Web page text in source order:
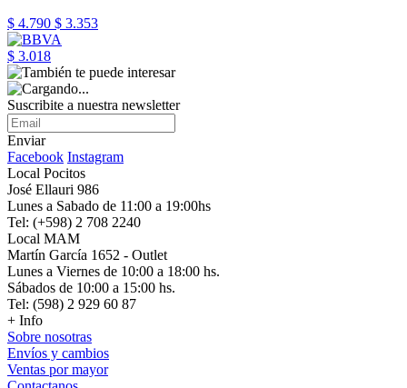
$ 4.790 $ 3.353
$ 3.018
Suscribite a nuestra newsletter
Enviar
Facebook Instagram
Local Pocitos
José Ellauri 986
Lunes a Sabado de 11:00 a 19:00hs
Tel: (+598) 2 708 2240
Local MAM
Martín García 1652 - Outlet
Lunes a Viernes de 10:00 a 18:00 hs.
Sábados de 10:00 a 15:00 hs.
Tel: (598) 2 929 60 87
+ Info
Sobre nosotras
Envíos y cambios
Ventas por mayor